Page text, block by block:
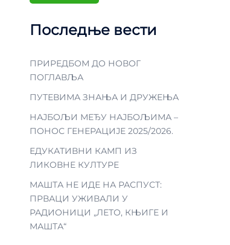
Последње вести
ПРИРЕДБОМ ДО НОВОГ
ПОГЛАВЉА
ПУТЕВИМА ЗНАЊА И ДРУЖЕЊА
НАЈБОЉИ МЕЂУ НАЈБОЉИМА –
ПОНОС ГЕНЕРАЦИЈЕ 2025/2026.
ЕДУКАТИВНИ КАМП ИЗ
ЛИКОВНЕ КУЛТУРЕ
МАШТА НЕ ИДЕ НА РАСПУСТ:
ПРВАЦИ УЖИВАЛИ У
РАДИОНИЦИ „ЛЕТО, КЊИГЕ И
МАШТА“